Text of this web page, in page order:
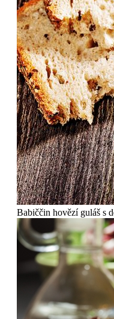
Babiččin hovězí guláš s